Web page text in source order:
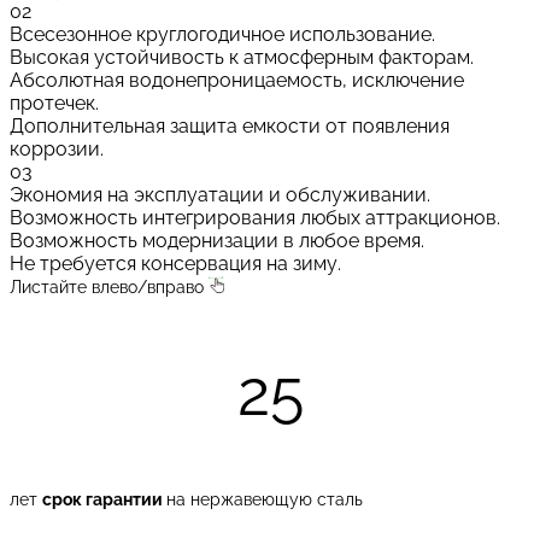
02
Всесезонное круглогодичное использование.
Высокая устойчивость к атмосферным факторам.
Абсолютная водонепроницаемость, исключение
протечек.
Дополнительная защита емкости от появления
коррозии.
03
Экономия на эксплуатации и обслуживании.
Возможность интегрирования любых аттракционов.
Возможность модернизации в любое время.
Не требуется консервация на зиму.
Листайте влево/вправо
25
лет срок гарантии на нержавеющую сталь